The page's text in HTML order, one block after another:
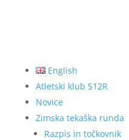
English
Atletski klub S12R
Novice
Zimska tekaška runda
Razpis in točkovnik